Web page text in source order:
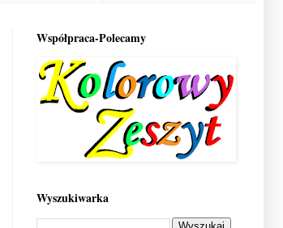
Współpraca-Polecamy
Wyszukiwarka